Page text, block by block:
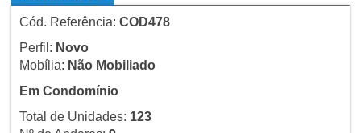
Cód. Referência: COD478
Perfil: Novo
Mobília: Não Mobiliado
Em Condomínio
Total de Unidades: 123